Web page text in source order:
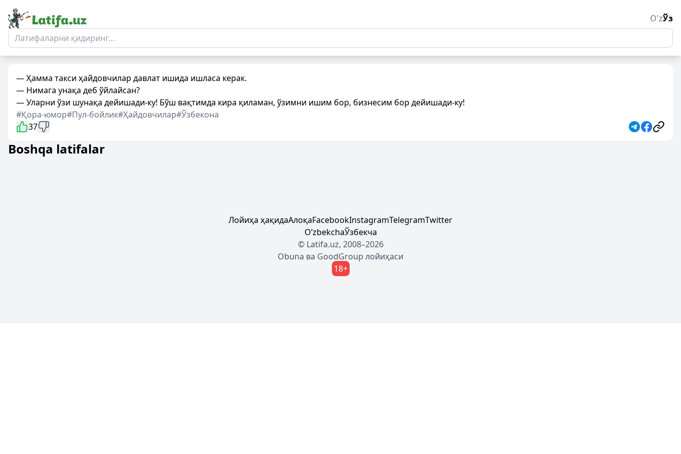
O'zЎз
— Ҳамма такси ҳайдовчилар давлат ишида ишласа керак.
— Нимага унақа деб ўйлайсан?
— Уларни ўзи шунақа дейишади-ку! Бўш вақтимда кира қиламан, ўзимни ишим бор, бизнесим бор дейишади-ку!
#Қора-юмор#Пул-бойлик#Ҳайдовчилар#Ўзбекона
37
Boshqa latifalar
Лойиҳа ҳақидаАлоқаFacebookInstagramTelegramTwitter
OʼzbekchaЎзбекча
© Latifa.uz, 2008–2026
Obuna ва GoodGroup лойиҳаси
18+